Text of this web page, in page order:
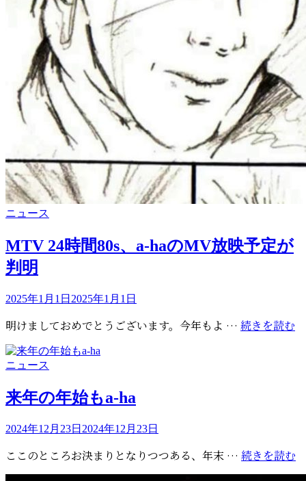
The
Demos
[LP]
(Crystal
Vinyl,
limited,
indie-
exclusive)』
カ
ゴ
リ
ー
ニュース
MTV 24時間80s、a-haのMV放映予定が
判明
投
日:
2025年1月1日 2025年1月1日
明けましておめでとうございます。今年もよ … 続きを読む
放
カ
ゴ
リ
ニュース
来年の年始もa-ha
投
日:
2024年12月23日 2024年12月23日
ここのところお決まりとなりつつある、年末 … 続きを読む